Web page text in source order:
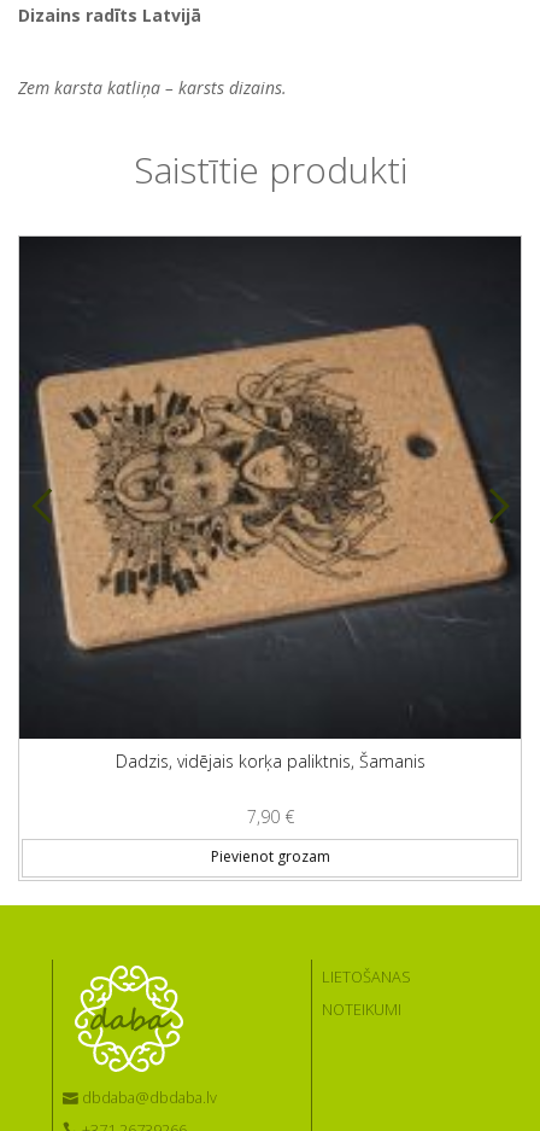
Dizains radīts Latvijā
Zem karsta katliņa – karsts dizains.
Saistītie produkti
Dadzis, vidējais korķa paliktnis, Šamanis
7,90 €
Pievienot grozam
dbdaba@dbdaba.lv
LIETOŠANAS
NOTEIKUMI